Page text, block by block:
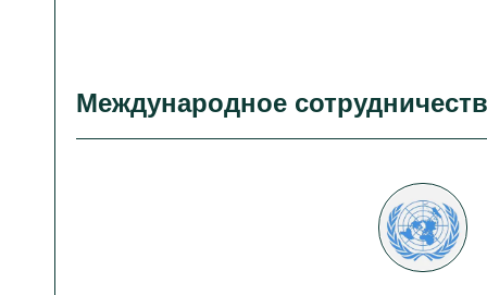
Международное